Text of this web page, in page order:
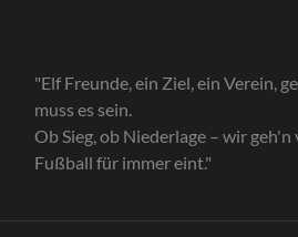
"Elf Freunde, ein Ziel, ein Verein,
muss es sein.
Ob Sieg, ob Niederlage – wir
Fußball für immer eint."